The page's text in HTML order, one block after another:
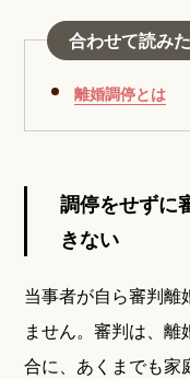
合わせて読み
離婚調停とは
調停をせずに
きない
当事者が自ら審判離
ません。審判は、
合に、あくまでも家